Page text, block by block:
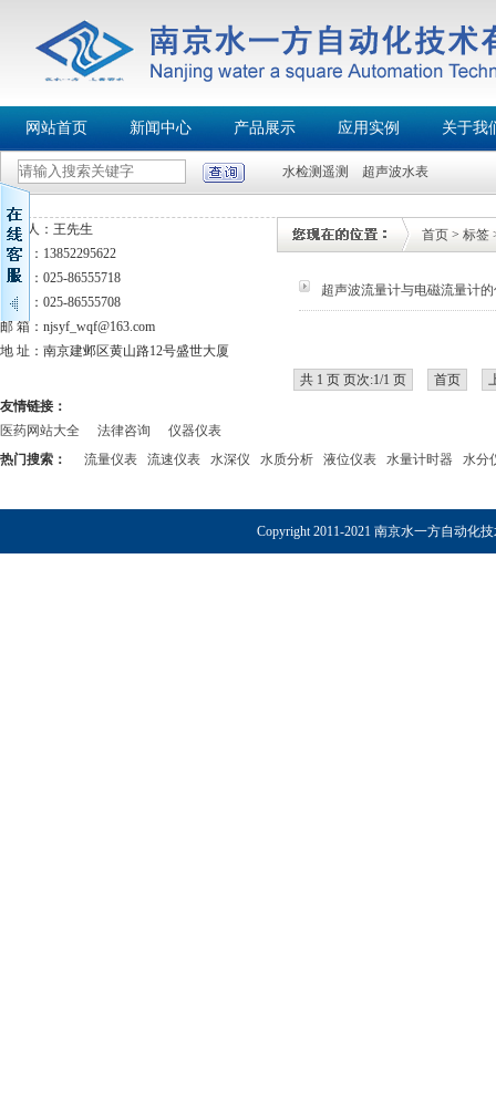
网站首页 新闻中心 产品展示 应用实例 关于我
水检测遥测 超声波水表
联系人：王先生
手 机：13852295622
电 话：025-86555718
传 真：025-86555708
邮 箱：njsyf_wqf@163.com
地 址：南京建邺区黄山路12号盛世大厦
首页 > 标签
超声波流量计与电磁流量计
共 1 页 页次:1/1 页 首页
友情链接：
医药网站大全
法律咨询
仪器仪表
热门搜索：
流量仪表 流速仪表 水深仪 水质分析 液位仪表 水量计时器 水分
Copyright 2011-2021 南京水一方自动化